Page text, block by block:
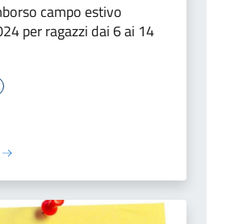
campo estivo
per ragazzi dai 6 ai 14